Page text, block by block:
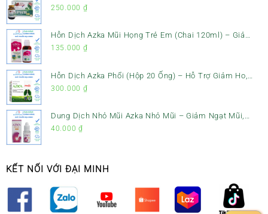
– Giảm Đau Đầu, Hoa Mắt, Chóng Mặt & Rối Loạn Tiền
250.000 ₫
Hỗn Dịch Azka Mũi Họng Trẻ Em (Chai 120ml) – Giảm
Ho, Tiêu Đờm & Đau Rát Họng
135.000 ₫
Hỗn Dịch Azka Phổi (Hộp 20 Ống) – Hỗ Trợ Giảm Ho,
Tiêu Đờm & Bổ Phổi
300.000 ₫
Dung Dịch Nhỏ Mũi Azka Nhỏ Mũi – Giảm Ngạt Mũi,
Sổ Mũi Cho Trẻ Sơ Sinh
40.000 ₫
KẾT NỐI VỚI ĐẠI MINH